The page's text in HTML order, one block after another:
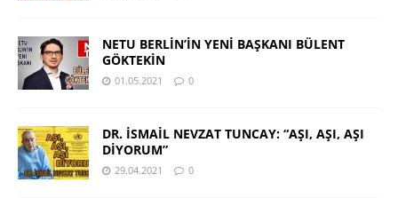
NETU BERLİN’İN YENİ BAŞKANI BÜLENT
GÖKTEKİN
01.05.2021 0
DR. İSMAİL NEVZAT TUNCAY: “AŞI, AŞI, AŞI
DİYORUM”
29.04.2021 0